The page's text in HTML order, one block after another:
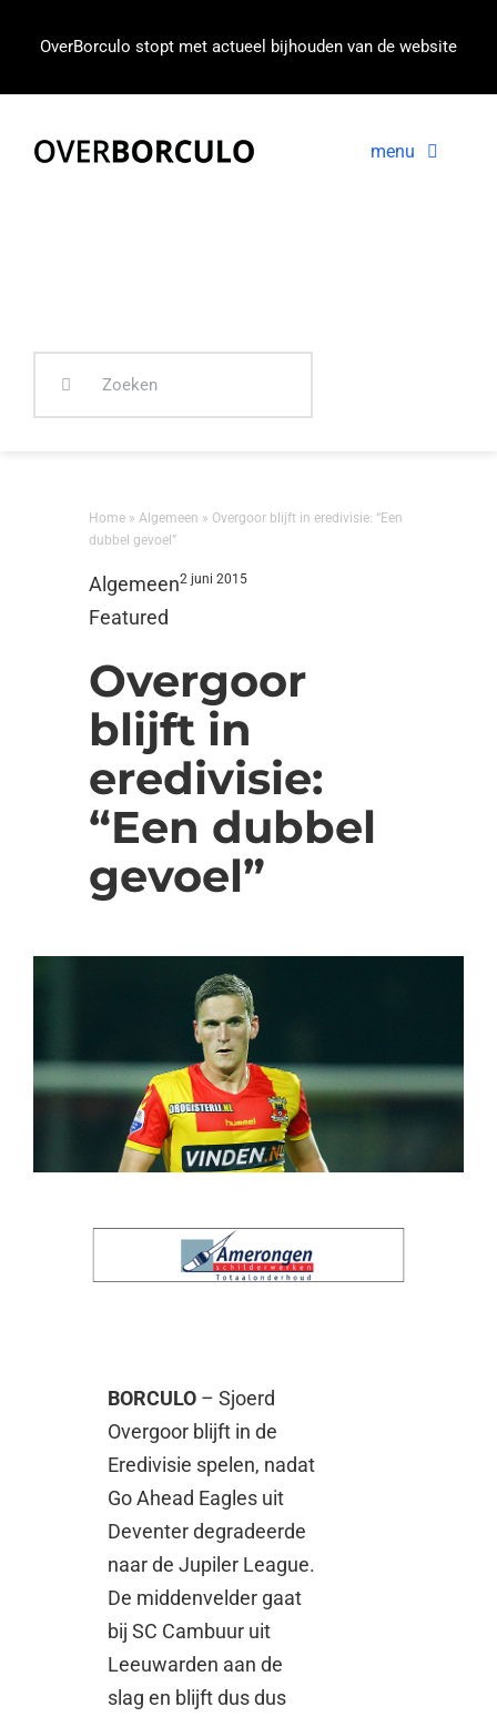
OverBorculo stopt met actueel bijhouden van de website
menu
Home »Algemeen » Overgoor blijft in eredivisie: “Een
dubbel gevoel”
Algemeen
Featured
2 juni 2015
Overgoor
blijft in
eredivisie:
“Een dubbel
gevoel”
BORCULO – Sjoerd
Overgoor blijft in de
Eredivisie spelen, nadat
Go Ahead Eagles uit
Deventer degradeerde
naar de Jupiler League.
De middenvelder gaat
bij SC Cambuur uit
Leeuwarden aan de
slag en blijft dus dus